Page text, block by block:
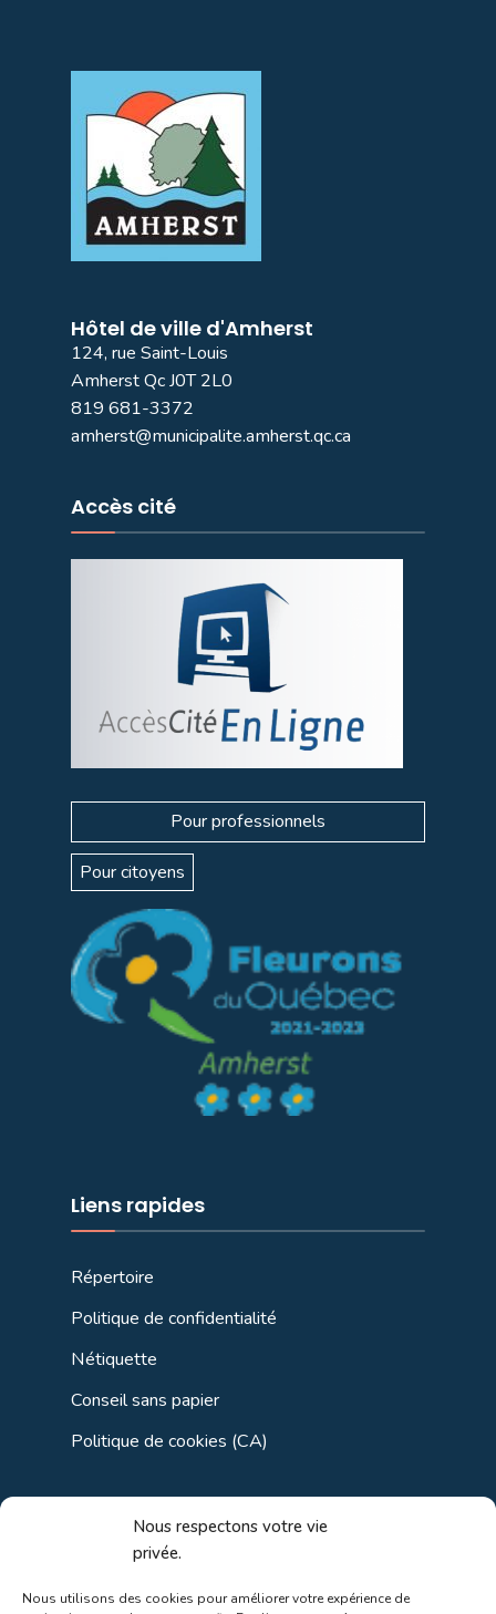
Nous respectons votre vie
privée.
Nous utilisons des cookies pour améliorer votre expérience de
Hôtel de ville d'Amherst
124, rue Saint-Louis
Amherst Qc J0T 2L0
819 681-3372
amherst@municipalite.amherst.qc.ca
Accès cité
Pour professionnels
Pour citoyens
Liens rapides
Répertoire
Politique de confidentialité
Nétiquette
Conseil sans papier
Politique de cookies (CA)
Liens utiles
Liens régionaux